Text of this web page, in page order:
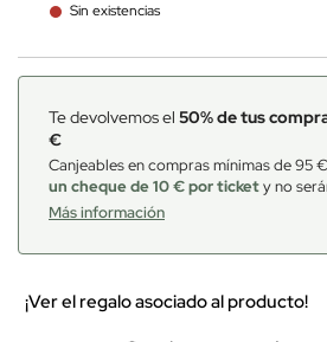
Sin existencias
Te devolvemos el 50% de tus
€
Canjeables en compras mínimas de 95
un cheque de 10 € por tickety no
Más información
¡Ver el regalo asociado al producto!